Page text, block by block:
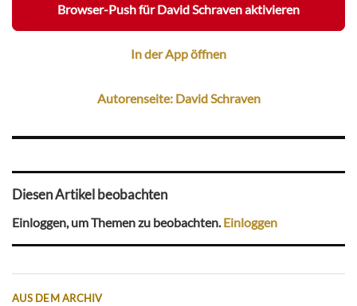
Browser-Push für David Schraven aktivieren
In der App öffnen
Autorenseite: David Schraven
Diesen Artikel beobachten
Einloggen, um Themen zu beobachten.Einloggen
AUS DEM ARCHIV